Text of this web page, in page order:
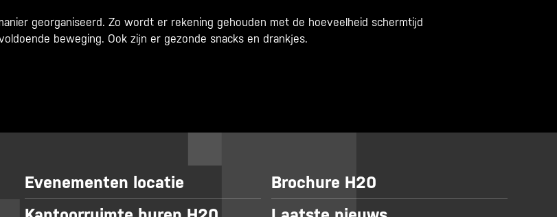
georganiseerd. Zo wordt er rekening gehouden met de hoeveelheid schermtijd
beweging. Ook zijn er gezonde snacks en drankjes.
Evenementen locatie
Brochure H20